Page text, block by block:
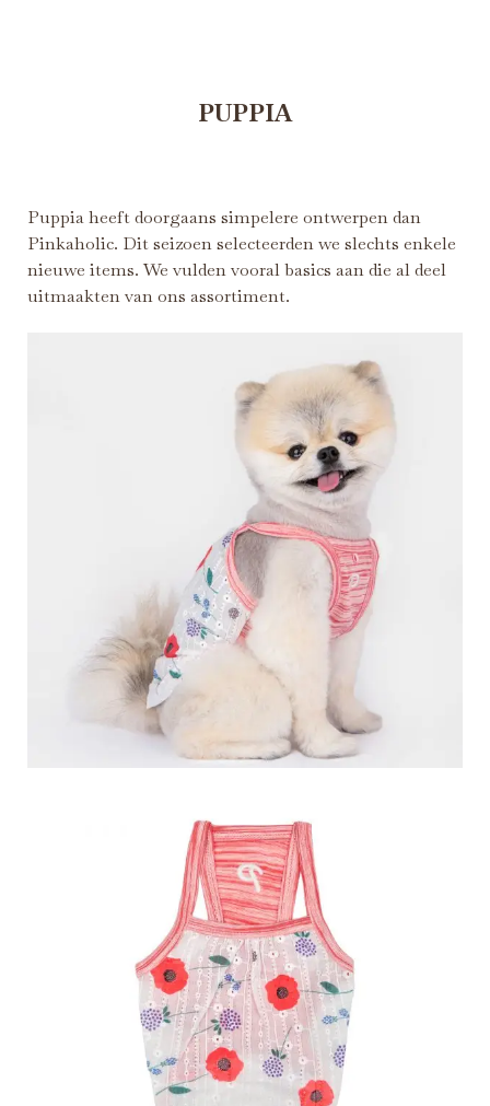
PUPPIA
Puppia heeft doorgaans simpelere ontwerpen dan
Pinkaholic. Dit seizoen selecteerden we slechts enkele
nieuwe items. We vulden vooral basics aan die al deel
uitmaakten van ons assortiment.